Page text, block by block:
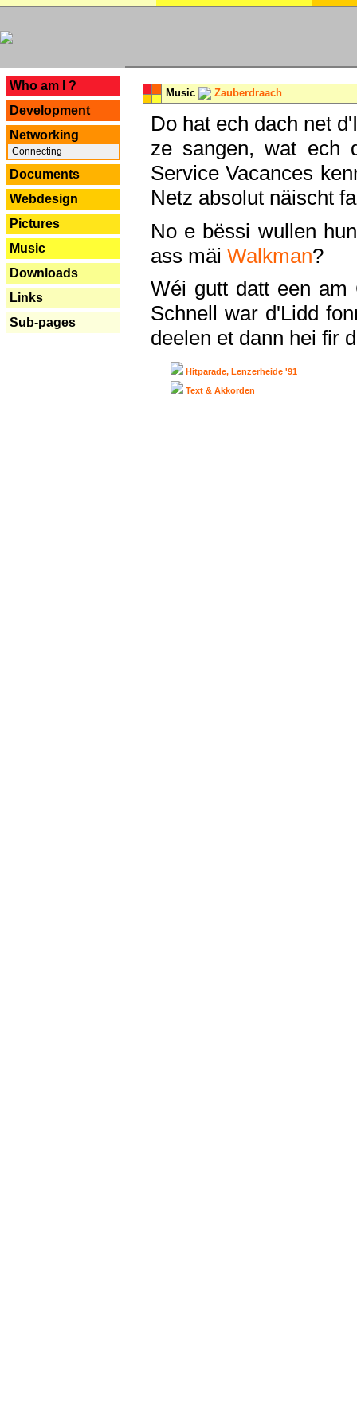
Who am I ?
Development
Networking
Connecting
Documents
Webdesign
Pictures
Music
Downloads
Links
Sub-pages
Music Zauberdraach
Do hat ech dach net
ze sangen, wat ech
Service Vacances
Netz absolut näischt
No e bëssi wullen
ass mäi Walkman?
Wéi gutt datt een am
Schnell war d'Lidd
deelen et dann hei fir
Hitparade, Lenzerheide '91
Text & Akkorden